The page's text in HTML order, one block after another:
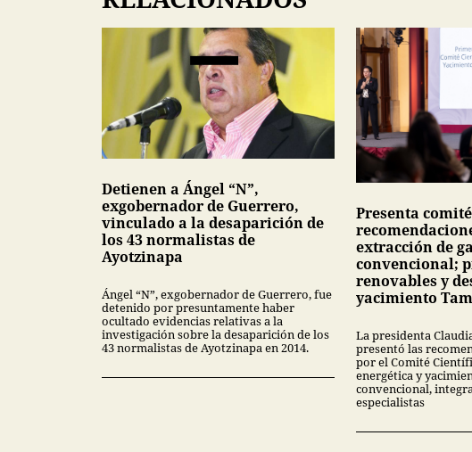
Detienen a Ángel “N”,
exgobernador de Guerrero,
vinculado a la desaparición de
los 43 normalistas de
Ayotzinapa
Ángel “N”, exgobernador de Guerrero, fue
detenido por presuntamente haber
ocultado evidencias relativas a la
investigación sobre la desaparición de los
43 normalistas de Ayotzinapa en 2014.
Presenta
extracción de
convencional;
renovables y
yacimiento
La presidenta
presentó las
por el Comité
energética y
convencional,
especialistas